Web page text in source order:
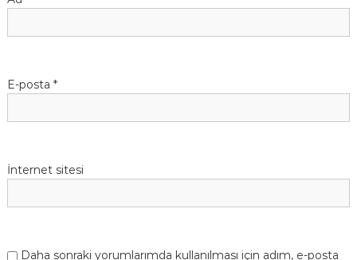
E-posta *
İnternet sitesi
Daha sonraki yorumlarımda kullanılması için adım, e-posta